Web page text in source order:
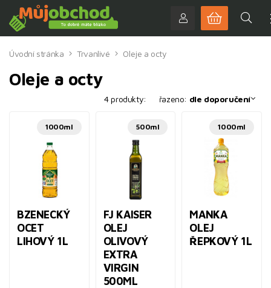
Úvodní stránka Trvanlivé Oleje a octy
Oleje a octy
4 produkty: řazeno: dle doporučení
1000ml
BZENECKÝ
OCET
LIHOVÝ 1L
500ml
FJ KAISER
OLEJ
OLIVOVÝ
EXTRA
VIRGIN
500ML
1000ml
MANKA
OLEJ
ŘEPKOVÝ 1L